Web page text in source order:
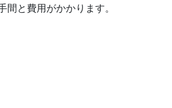
と費用がかかります。